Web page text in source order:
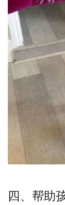
四、帮助